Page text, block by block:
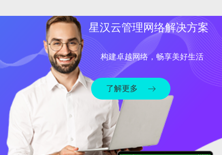
星汉云管理网络解决方案
构建卓越网络，畅享美好生活
了解更多